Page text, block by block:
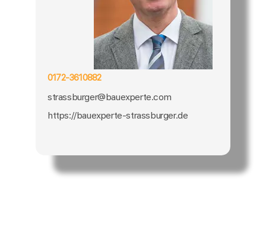
0172-3610882
strassburger@bauexperte.com
https://bauexperte-strassburger.de